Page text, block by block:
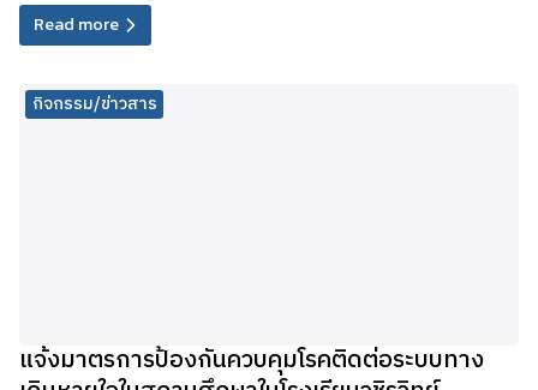
Read more
กิจกรรม/ข่าวสาร
แจ้งมาตรการป้องกันควบคุมโรคติดต่อระบบทาง